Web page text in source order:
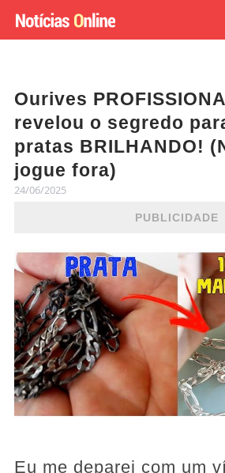
Ourives
revelou o segredo
pratas BRILHANDO!
jogue fora)
24/06/2025
PUBLICIDADE
Eu me deparei com um